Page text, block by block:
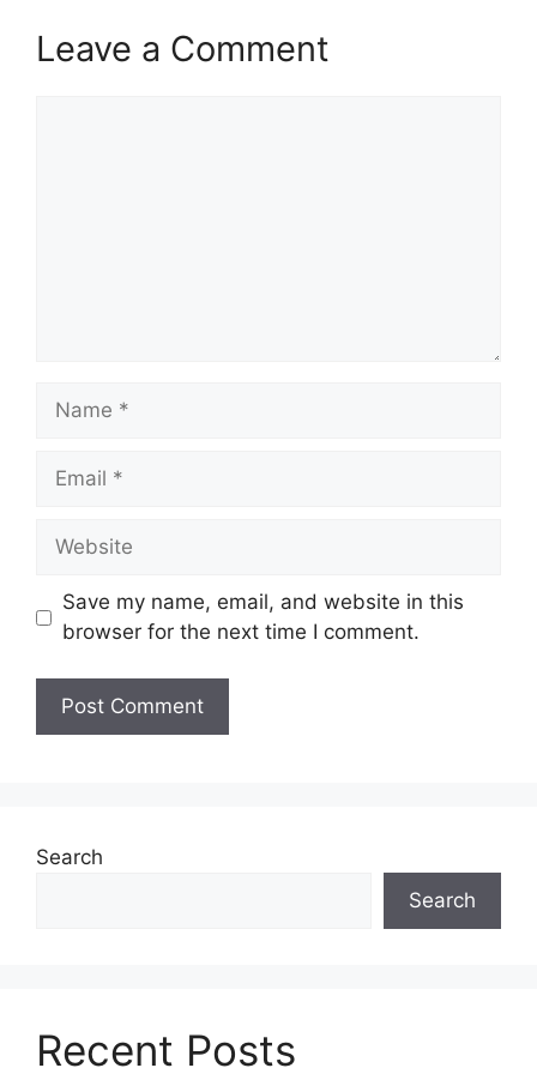
Leave a Comment
Save my name, email, and website in this
browser for the next time I comment.
Search
Search
Recent Posts